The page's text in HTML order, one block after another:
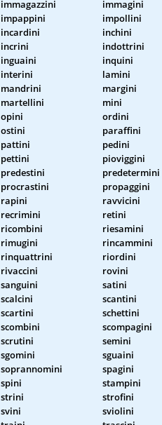
immagazzini immagini
impappini impollini
incardini inchini
incrini indottrini
inguaini inquini
interini lamini
mandrini margini
martellini mini
opini ordini
ostini paraffini
pattini pedini
pettini pioviggini
predestini predetermini
procrastini propaggini
rapini ravvicini
recrimini retini
ricombini riesamini
rimugini rincammini
rinquattrini riordini
rivaccini rovini
sanguini satini
scalcini scantini
scartini schettini
scombini scompagini
scrutini semini
sgomini sguaini
soprannomini spagini
spini stampini
strini strofini
svini sviolini